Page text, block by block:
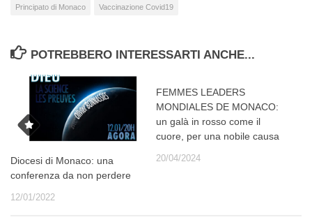
Principato di Monaco Vaccinazione Covid19
POTREBBERO INTERESSARTI ANCHE...
Diocesi di Monaco: una
conferenza da non perdere
12/01/2022
FEMMES LEADERS
MONDIALES DE MONACO:
un galà in rosso come il
cuore, per una nobile causa
20/04/2024